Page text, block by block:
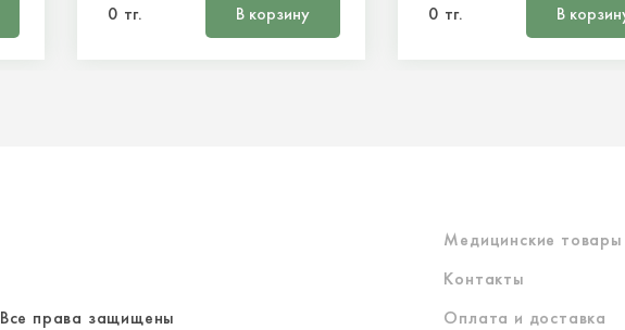
0 тг. В корзину 0 тг. В
Все права защищены
Медицинские товары
Контакты
Оплата и доставка